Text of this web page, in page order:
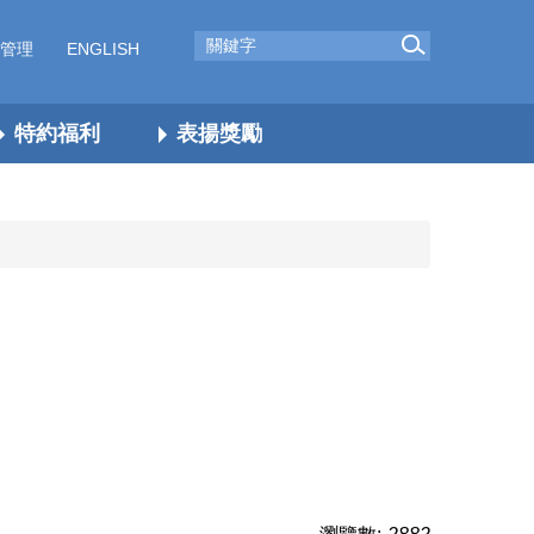
理 ENGLISH
特約福利 表揚獎勵